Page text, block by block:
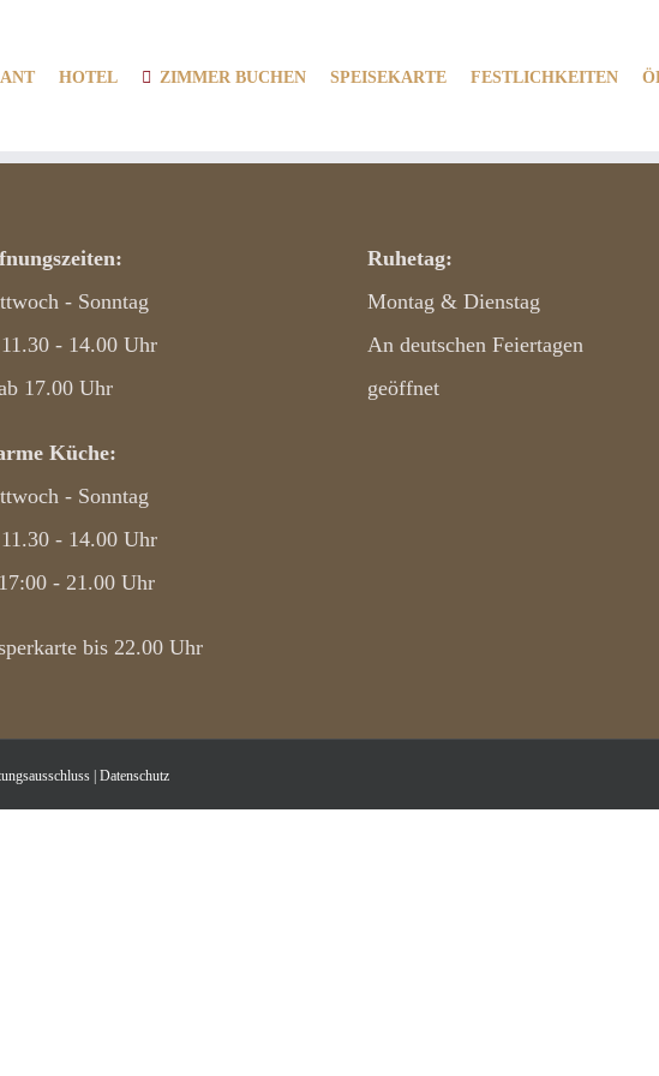
HOTEL ZIMMER BUCHEN SPEISEKARTE FESTLICHKEITEN
- Sonntag
- 14.00 Uhr
17.00 Uhr
Küche:
- Sonntag
- 14.00 Uhr
- 21.00 Uhr
bis 22.00 Uhr
Ruhetag:
Montag & Dienstag
An deutschen Feiertagen
geöffnet
Datenschutz